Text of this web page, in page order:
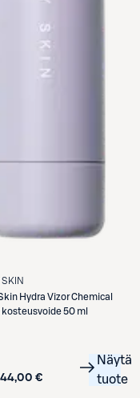
SKIN
Hydra Vizor Chemical
50 ml
44,00 €
Näytä
tuote